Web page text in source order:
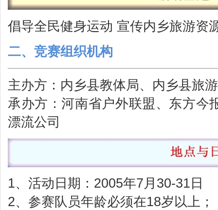
倡导全民健身运动 宣传内乡旅游资
二、竞赛组织机构
主办方：内乡县教体局、内乡县旅
承办方：河南省户外联盟、东方今
漂流公司
1、活动日期：2005年7月30-31日
2、参赛队员年龄必须在18岁以上；